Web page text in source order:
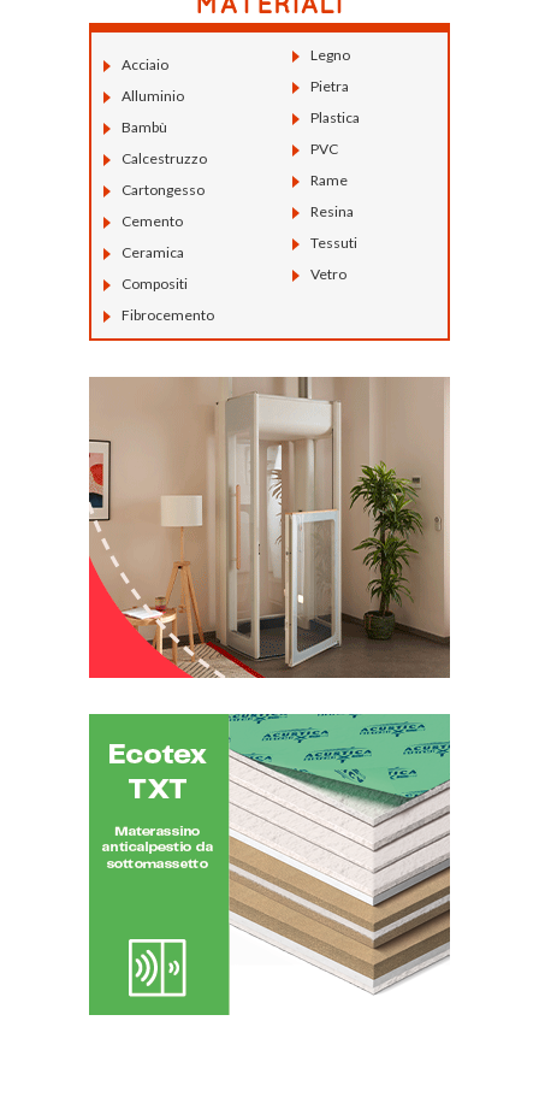
Acciaio
Alluminio
Bambù
Calcestruzzo
Cartongesso
Cemento
Ceramica
Compositi
Fibrocemento
Legno
Pietra
Plastica
PVC
Rame
Resina
Tessuti
Vetro